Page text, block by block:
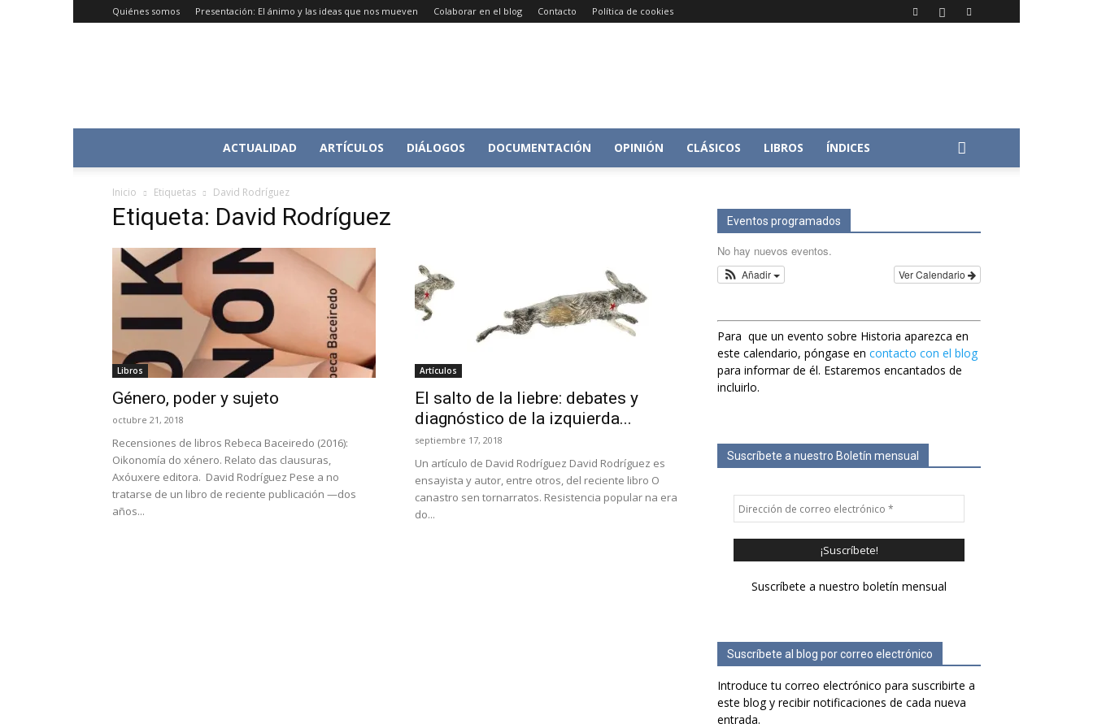
Quiénes somos Presentación: El ánimo y las ideas que nos mueven Colaborar en el blog Contacto Política de cookies
Conversacion
ACTUALIDAD ARTÍCULOS DIÁLOGOS DOCUMENTACIÓN OPINIÓN CLÁSICOS LIBROS ÍNDICES
Inicio Etiquetas David Rodríguez
Etiqueta: David Rodríguez
Libros
Género, poder y sujeto
octubre 21, 2018
Recensiones de libros Rebeca Baceiredo (2016):
Oikonomía do xénero. Relato das clausuras,
Axóuxere editora. David Rodríguez Pese a no
tratarse de un libro de reciente publicación —dos
años...
Artículos
El salto de la liebre: debates y
diagnóstico de la izquierda...
septiembre 17, 2018
Un artículo de David Rodríguez David Rodríguez es
ensayista y autor, entre otros, del reciente libro O
canastro sen tornarratos. Resistencia popular na era
do...
Eventos programados
No hay nuevos eventos.
Ver Calendario
Añadir
Para que un evento sobre Historia aparezca en
este calendario, póngase en contacto con el blog
para informar de él. Estaremos encantados de
incluirlo.
Suscríbete a nuestro Boletín mensual
Suscríbete a nuestro boletín mensual
Suscríbete al blog por correo electrónico
Introduce tu correo electrónico para suscribirte a
este blog y recibir notificaciones de cada nueva
entrada.